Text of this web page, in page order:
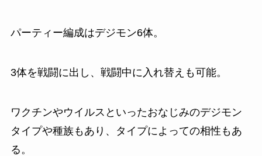
パーティー編成はデジモン6体。
3体を戦闘に出し、戦闘中に入れ替えも可能。
ワクチンやウイルスといったおなじみのデジモン
タイプや種族もあり、タイプによっての相性もあ
る。